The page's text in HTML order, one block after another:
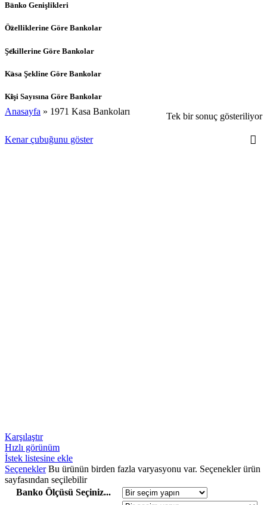
Banko Genişlikleri
Özelliklerine Göre Bankolar
Şekillerine Göre Bankolar
Kasa Şekline Göre Bankolar
Kişi Sayısına Göre Bankolar
Anasayfa » 1971 Kasa Bankoları Tek bir sonuç gösteriliyor
Kenar çubuğunu göster
Karşılaştır
Hızlı görünüm
İstek listesine ekle
Seçenekler Bu ürünün birden fazla varyasyonu var. Seçenekler ürün
sayfasından seçilebilir
Banko Ölçüsü Seçiniz...